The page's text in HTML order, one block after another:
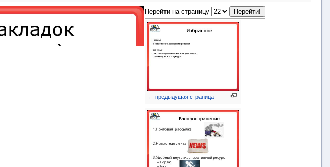
Перейти на страницу
← предыдущая страница